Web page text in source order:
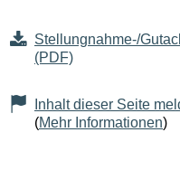
Stellungnahme-/
(PDF)
Inhalt dieser Seite
(Mehr Informationen)